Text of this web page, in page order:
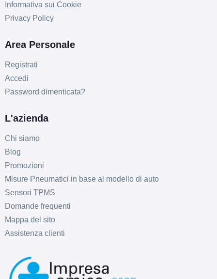
E
Informativa sui Cookie
Privacy Policy
Area Personale
Registrati
Accedi
Password dimenticata?
L'azienda
Chi siamo
Blog
Promozioni
Misure Pneumatici in base al modello di auto
Sensori TPMS
Domande frequenti
Mappa del sito
Assistenza clienti